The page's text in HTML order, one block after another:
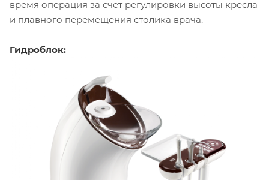
время операция за счет регулировки высоты кресла
и плавного перемещения столика врача.
Гидроблок: